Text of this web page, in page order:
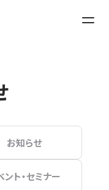
お知らせ
ント・セミナー